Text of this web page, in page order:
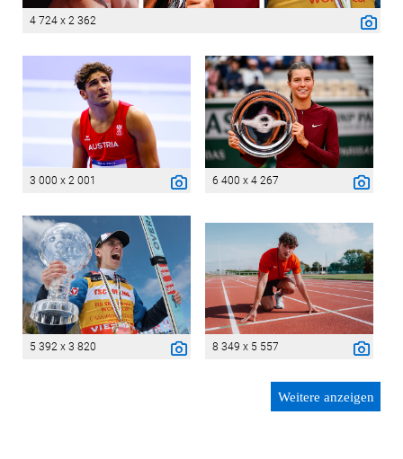
4 724 x 2 362
3 000 x 2 001 6 400 x 4 267
5 392 x 3 820 8 349 x 5 557
Weitere anzeigen